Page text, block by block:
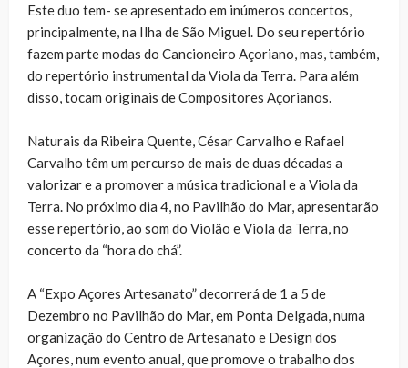
Este duo tem- se apresentado em inúmeros concertos,
principalmente, na Ilha de São Miguel. Do seu repertório
fazem parte modas do Cancioneiro Açoriano, mas, também,
do repertório instrumental da Viola da Terra. Para além
disso, tocam originais de Compositores Açorianos.
Naturais da Ribeira Quente, César Carvalho e Rafael
Carvalho têm um percurso de mais de duas décadas a
valorizar e a promover a música tradicional e a Viola da
Terra. No próximo dia 4, no Pavilhão do Mar, apresentarão
esse repertório, ao som do Violão e Viola da Terra, no
concerto da “hora do chá”.
A “Expo Açores Artesanato” decorrerá de 1 a 5 de
Dezembro no Pavilhão do Mar, em Ponta Delgada, numa
organização do Centro de Artesanato e Design dos
Açores, num evento anual, que promove o trabalho dos